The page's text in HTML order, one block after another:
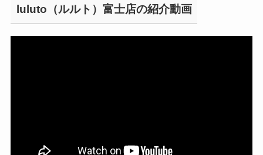
luluto（ルルト）富士店の紹介動画